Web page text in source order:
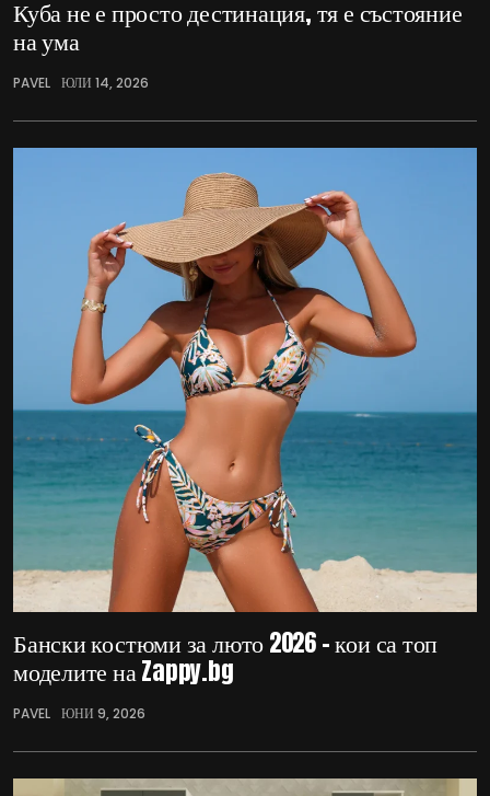
Куба не е просто дестинация, тя е състояние
на ума
PAVEL ЮЛИ 14, 2026
Бански костюми за люто 2026 – кои са топ
моделите на Zappy.bg
PAVEL ЮНИ 9, 2026